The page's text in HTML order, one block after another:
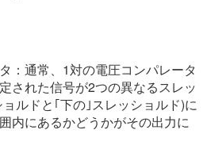
：通常、1対の電圧コンパレータ
された信号が2つの異なるスレッ
ルドと｢下の｣スレッショルド)に
内にあるかどうかがその出力に